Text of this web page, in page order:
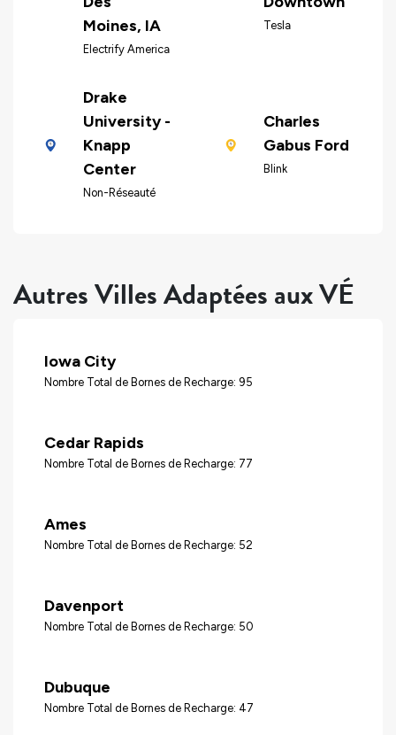
Moines, IA
Electrify America
Tesla
Drake
University -
Knapp
Center
Non-Réseauté
Charles
Gabus Ford
Blink
Autres Villes Adaptées aux VÉ
Iowa City
Nombre Total de Bornes de Recharge: 95
Cedar Rapids
Nombre Total de Bornes de Recharge: 77
Ames
Nombre Total de Bornes de Recharge: 52
Davenport
Nombre Total de Bornes de Recharge: 50
Dubuque
Nombre Total de Bornes de Recharge: 47